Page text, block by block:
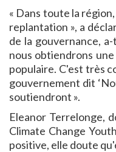
« Dans toute la
replantation », a
de la gouvernance,
nous obtiendrons
populaire. C'est très
gouvernement dit
soutiendront ».
Eleanor Terrelonge,
Climate Change
positive, elle doute